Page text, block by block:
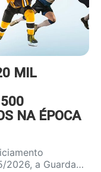
MIL
500
NA ÉPOCA
2026, a Guarda…